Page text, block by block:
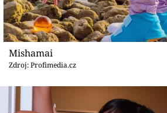
Mishamai
Zdroj: Profimedia.cz